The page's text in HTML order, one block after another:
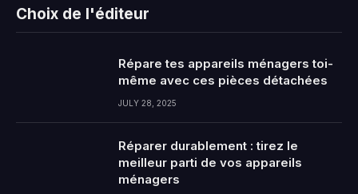
Choix de l'éditeur
Répare tes appareils ménagers toi-
même avec ces pièces détachées
JULY 28, 2025
Réparer durablement : tirez le
meilleur parti de vos appareils
ménagers